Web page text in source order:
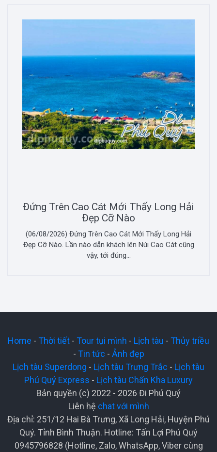
Đứng Trên Cao Cát Mới Thấy Long Hải
Đẹp Cỡ Nào
(06/08/2026) Đứng Trên Cao Cát Mới Thấy Long Hải
Đẹp Cỡ Nào. Lần nào dẫn khách lên Núi Cao Cát cũng
vậy, tới đúng...
Home - Thời tiết - Tour tụi mình - Lịch tàu - Thủy triều
- Tin tức - Ảnh đẹp
Lịch tàu Superdong - Lịch tàu Trưng Trắc - Lịch tàu
Phú Quý Express - Lịch tàu Chấn Kha Luxury
Bản quyền (c) 2022 - 2026 Đi Phú Quý
Liên hệ chat với mình
Địa chỉ: 251/12 Hai Bà Trưng, Xã Long Hải, Huyện Phú
Quý. Tỉnh Bình Thuận. Hotline: Tấn Lợi Phú Quý
0945796828 (Hotline, Zalo, WhatsApp, Viber cùng